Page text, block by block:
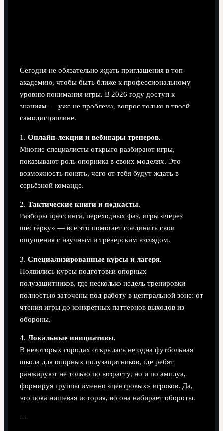
Сегодня не обязательно ждать приглашения в топ-
академию, чтобы быть ближе к профессиональному
уровню понимания игры. В 2026 году доступ к
знаниям — уже не проблема, вопрос только в твоей
самодисциплине.
1. Онлайн-лекции и вебинары тренеров.
Многие специалисты открыто разбирают игры,
показывают роль опорника в своих моделях. Это
возможность понять, чего от тебя будут ждать в
серьёзной команде.
2. Тактические книги и подкасты.
Разборы прессинга, переходных фаз, игры «через
шестёрку» — всё это помогает соединить свои
ощущения с научным и тренерским взглядом.
3. Специализированные курсы и лагеря.
Появились курсы подготовки опорных
полузащитников, где несколько недель тренировки
полностью заточены под работу в центральной зоне: от
чтения игры до конкретных паттернов выходов из
обороны.
4. Локальные инициативы.
В некоторых городах открылась не одна футбольная
школа для опорных полузащитников, где ребят
ранжируют не только по возрасту, но и по амплуа,
формируя группы именно «центровых» игроков. Да,
это пока нишевая история, но она набирает обороты.
---